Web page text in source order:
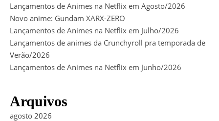
Lançamentos de Animes na Netflix em Agosto/2026
Novo anime: Gundam XARX-ZERO
Lançamentos de Animes na Netflix em Julho/2026
Lançamentos de animes da Crunchyroll pra temporada de
Verão/2026
Lançamentos de Animes na Netflix em Junho/2026
Arquivos
agosto 2026